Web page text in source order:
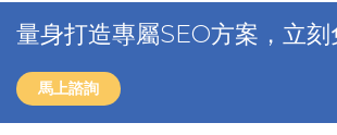
量身打造專屬SEO方案，立刻
馬上諮詢